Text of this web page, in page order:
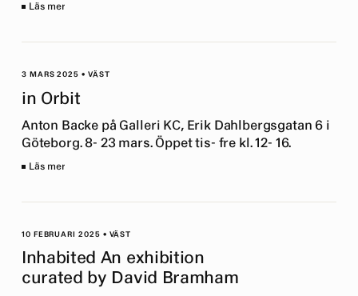
Läs mer
3 MARS 2025 • VÄST
in Orbit
Anton Backe på Galleri KC, Erik Dahlbergsgatan 6 i
Göteborg. 8- 23 mars. Öppet tis- fre kl. 12- 16.
Läs mer
10 FEBRUARI 2025 • VÄST
Inhabited An exhibition
curated by David Bramham